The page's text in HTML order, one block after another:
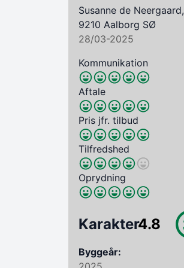
Susanne de Neergaard,
9210 Aalborg SØ
28/03-2025
Kommunikation
Aftale
Pris jfr. tilbud
Tilfredshed
Oprydning
Karakter4.8
Byggeår: